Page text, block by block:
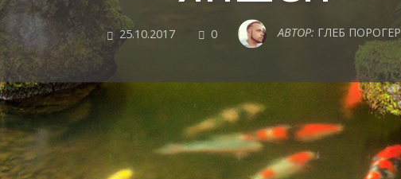
25.10.2017 0COMMENTSАВТОР: ГЛЕБ ПОРОГЕР